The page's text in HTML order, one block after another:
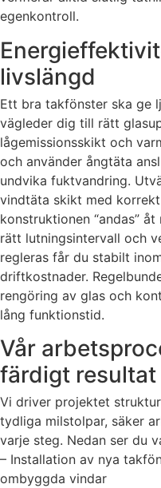
egenkontroll.
livslängd
Ett bra takfönster ska ge
vägleder dig till rätt
lågemissionsskikt och
och använder ångtäta
undvika fuktvandring.
vindtäta skikt med
konstruktionen “andas”
rätt lutningsintervall och
regleras får du stabilt
driftkostnader.
rengöring av glas och
lång funktionstid.
Vår
färdigt resultat
Vi driver projektet
tydliga milstolpar, säker
varje steg. Nedan ser du
– Installation av nya
ombyggda vindar